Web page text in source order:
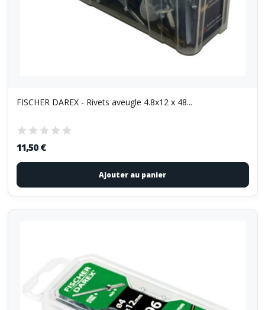
FISCHER DAREX - Rivets aveugle 4.8x12 x 48...
11,50 €
Ajouter au panier